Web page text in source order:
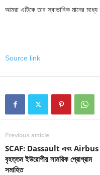
আমরা এটিকে তার স্বাভাবিক মানের
Source link
Previous article
SCAF: Dassault এবং Airbus
বৃহত্তম ইউরোপীয় সামরিক প্রোগ্রাম
সমাহিত